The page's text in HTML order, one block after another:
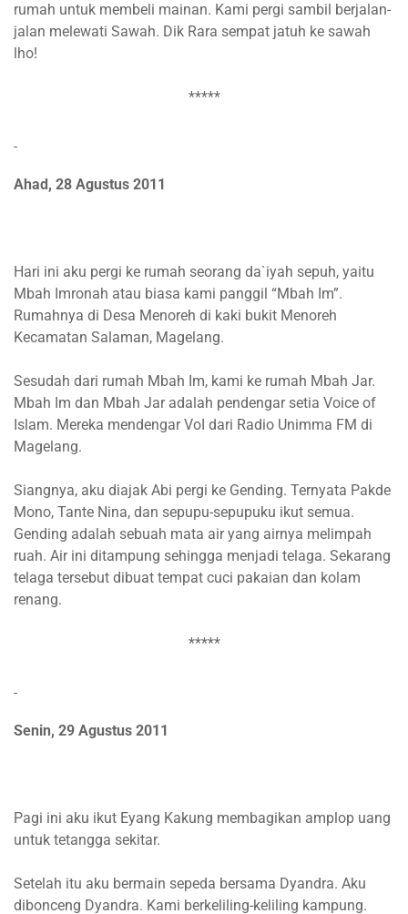
rumah untuk membeli mainan. Kami pergi sambil berjalan-
jalan melewati Sawah. Dik Rara sempat jatuh ke sawah
lho!
*****
Ahad, 28 Agustus 2011
Hari ini aku pergi ke rumah seorang da`iyah sepuh, yaitu
Mbah Imronah atau biasa kami panggil “Mbah Im”.
Rumahnya di Desa Menoreh di kaki bukit Menoreh
Kecamatan Salaman, Magelang.
Sesudah dari rumah Mbah Im, kami ke rumah Mbah Jar.
Mbah Im dan Mbah Jar adalah pendengar setia Voice of
Islam. Mereka mendengar VoI dari Radio Unimma FM di
Magelang.
Siangnya, aku diajak Abi pergi ke Gending. Ternyata Pakde
Mono, Tante Nina, dan sepupu-sepupuku ikut semua.
Gending adalah sebuah mata air yang airnya melimpah
ruah. Air ini ditampung sehingga menjadi telaga. Sekarang
telaga tersebut dibuat tempat cuci pakaian dan kolam
renang.
*****
Senin, 29 Agustus 2011
Pagi ini aku ikut Eyang Kakung membagikan amplop uang
untuk tetangga sekitar.
Setelah itu aku bermain sepeda bersama Dyandra. Aku
dibonceng Dyandra. Kami berkeliling-keliling kampung.